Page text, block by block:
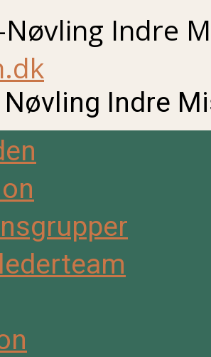
Indre
Indre